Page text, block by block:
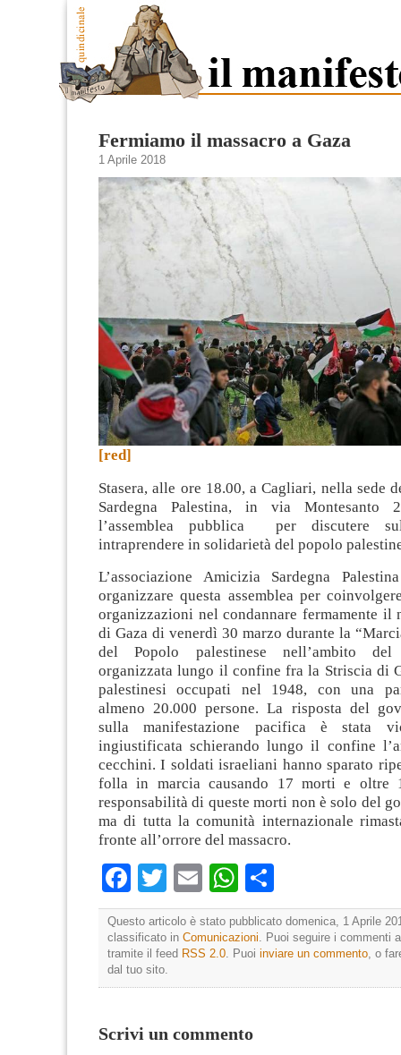
Fermiamo il massacro a Gaza
1 Aprile 2018
[red]
Stasera, alle ore 18.00, a Cagliari, nella sede
Sardegna Palestina, in via Montesanto
l’assemblea pubblica per discutere
intraprendere in solidarietà del popolo
L’associazione Amicizia Sardegna
organizzare questa assemblea per
organizzazioni nel condannare fermamente il
di Gaza di venerdì 30 marzo durante la
del Popolo palestinese nell’ambito
organizzata lungo il confine fra la Striscia di
palestinesi occupati nel 1948, con una
almeno 20.000 persone. La risposta del
sulla manifestazione pacifica è stata
ingiustificata schierando lungo il confine
cecchini. I soldati israeliani hanno sparato
folla in marcia causando 17 morti e oltre
responsabilità di queste morti non è solo del
ma di tutta la comunità internazionale
fronte all’orrore del massacro.
Facebook
TwitterEmailWhatsApp
Questo articolo è stato pubblicato domenica, 1 Aprile
classificato in Comunicazioni. Puoi seguire i commenti
tramite il feed RSS 2.0. Puoi inviare un commento, o
dal tuo sito.
Scrivi un commento